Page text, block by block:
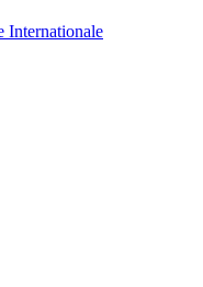
Internationale